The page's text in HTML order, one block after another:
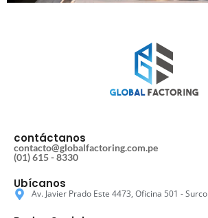
contáctanos
contacto@globalfactoring.com.pe
(01) 615 - 8330
Ubícanos
Av. Javier Prado Este 4473, Oficina 501 - Surco